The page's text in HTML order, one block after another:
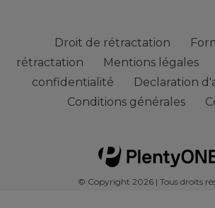
Droit de rétractation
rétractation
Mentions légales
confidentialité
Declaration
Conditions générales
© Copyright 2026 | Tous droits